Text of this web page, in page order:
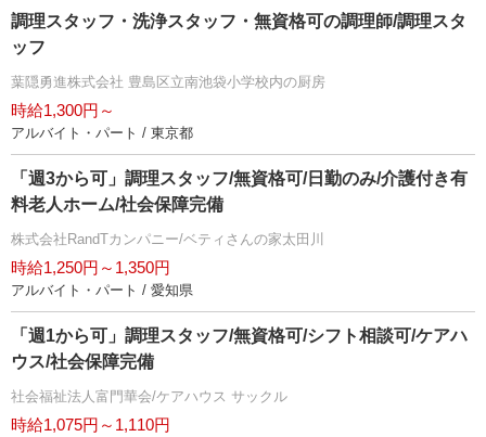
調理スタッフ・洗浄スタッフ・無資格可の調理師/調理スタ
ッフ
葉隠勇進株式会社 豊島区立南池袋小学校内の厨房
時給1,300円～
アルバイト・パート / 東京都
「週3から可」調理スタッフ/無資格可/日勤のみ/介護付き有
料老人ホーム/社会保障完備
株式会社RandTカンパニー/ベティさんの家太田川
時給1,250円～1,350円
アルバイト・パート / 愛知県
「週1から可」調理スタッフ/無資格可/シフト相談可/ケアハ
ウス/社会保障完備
社会福祉法人富門華会/ケアハウス サックル
時給1,075円～1,110円